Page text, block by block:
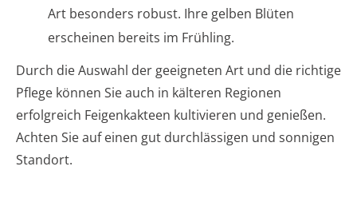
Art besonders robust. Ihre gelben Blüten
erscheinen bereits im Frühling.
Durch die Auswahl der geeigneten Art und die richtige
Pflege können Sie auch in kälteren Regionen
erfolgreich Feigenkakteen kultivieren und genießen.
Achten Sie auf einen gut durchlässigen und sonnigen
Standort.